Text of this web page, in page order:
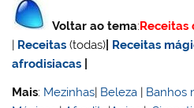
Voltar ao tema:Receitas
| Receitas (todas) Receitas
afrodisiacas
Mais: Mezinhas| Beleza | Banhos